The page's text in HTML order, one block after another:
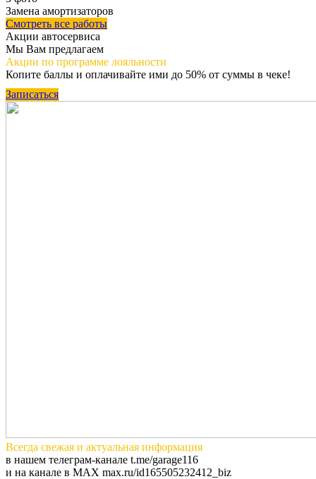
Замена амортизаторов
Смотреть все работы
Акции автосервиса
Мы Вам предлагаем
Акции по программе лояльности
Копите баллы и оплачивайте ими до 50% от суммы в чеке!
Записаться
Всегда свежая и актуальная информация
в нашем телеграм-канале t.me/garage116
и на канале в MAX max.ru/id165505232412_biz